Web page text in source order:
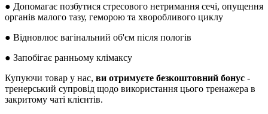
● Допомагає позбутися стресового нетримання сечі, опущення
органів малого тазу, геморою та хворобливого циклу
● Відновлює вагінальний об'єм після пологів
● Запобігає ранньому клімаксу
Купуючи товар у нас, ви отримуєте безкоштовний бонус -
тренерський супровід щодо використання цього тренажера в
закритому чаті клієнтів.